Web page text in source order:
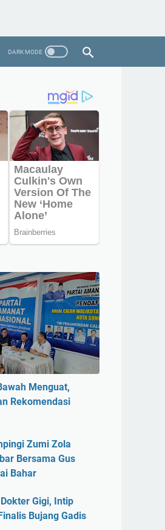
Menguat,
Rekomendasi
Zumi Zola
Bersama Gus
Bahar
Gigi, Intip
Bujang Gadis